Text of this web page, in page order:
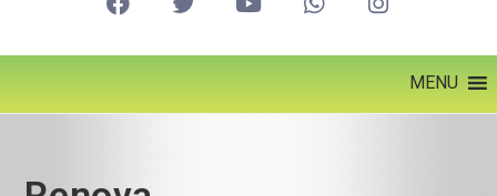
MENU